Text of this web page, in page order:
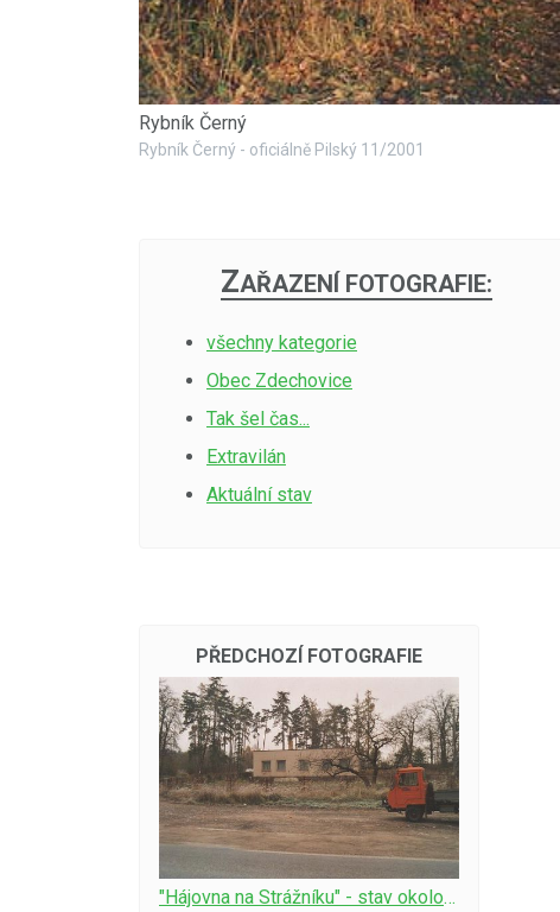
Rybník Černý
Rybník Černý - oficiálně Pilský 11/2001
ZAŘAZENÍ FOTOGRAFIE:
všechny kategorie
Obec Zdechovice
Tak šel čas...
Extravilán
Aktuální stav
PŘEDCHOZÍ FOTOGRAFIE
"Hájovna na Strážníku" - stav okolo r. 2000